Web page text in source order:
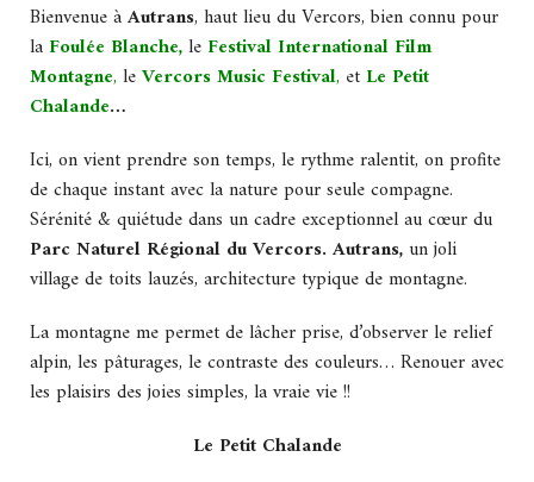
Bienvenue àAutrans, haut lieu du Vercors, bien connu pour
la Foulée Blanche,le Festival International Film
Montagne, leVercors Music Festival, et Le Petit
Chalande…
Ici, on vient prendre son temps, le rythme ralentit, on profite
de chaque instant avec la nature pour seule compagne.
Sérénité & quiétude dans un cadre exceptionnel au cœur du
Parc Naturel Régional du Vercors. Autrans,un joli
village de toits lauzés, architecture typique de montagne.
La montagne me permet de lâcher prise, d’observer le relief
alpin, les pâturages, le contraste des couleurs… Renouer avec
les plaisirs des joies simples, la vraie vie !!
Le Petit Chalande